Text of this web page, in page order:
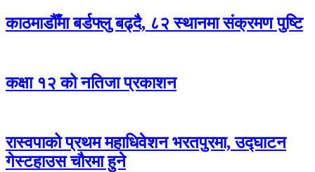
काठमाडौँमा बर्डफ्लु बढ्दै, ८२ स्थानमा संक्रमण पुष्टि
कक्षा १२ को नतिजा प्रकाशन
रास्वपाको प्रथम महाधिवेशन भरतपुरमा, उद्घाटन
गेस्टहाउस चौरमा हुने